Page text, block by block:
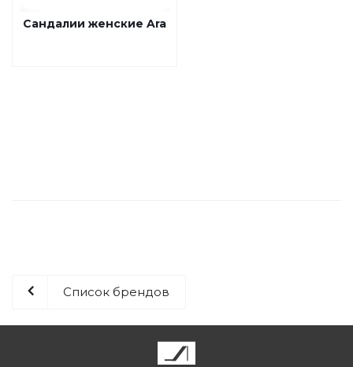
Сандалии женские Ara
Список брендов